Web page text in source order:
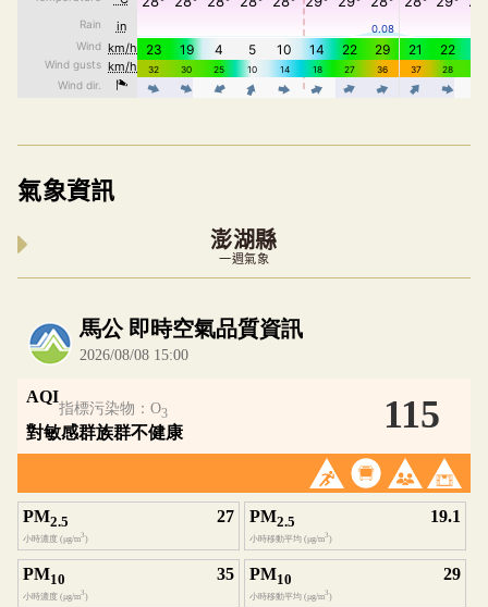
氣象資訊
澎湖縣
一週氣象
內嵌空氣品質小工具為視覺預覽，完整即時空